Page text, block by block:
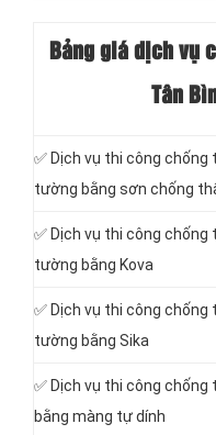
Bảng giá dịch vụ
Tân
✅ Dịch vụ thi công chống
tường bằng sơn chống
✅ Dịch vụ thi công chống
tường bằng Kova
✅ Dịch vụ thi công chống
tường bằng Sika
✅ Dịch vụ thi công
bằng màng tự dính